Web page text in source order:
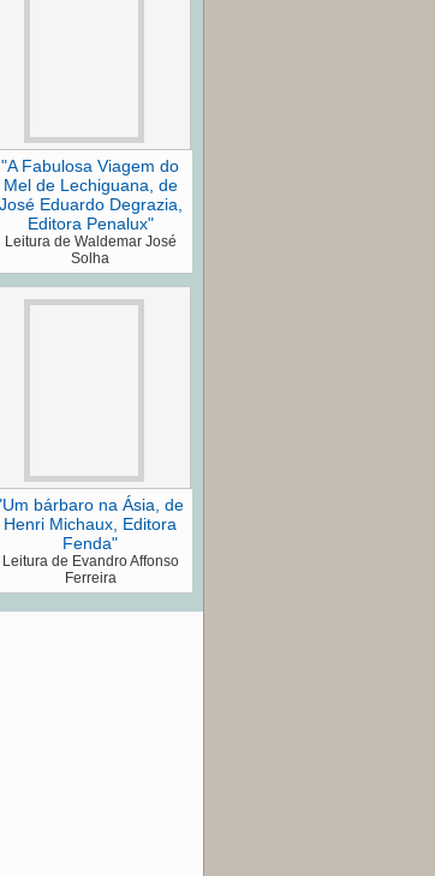
"A Fabulosa Viagem do
Mel de Lechiguana, de
José Eduardo Degrazia,
Editora Penalux"
Leitura de Waldemar José
Solha
bárbaro na Ásia, de
Henri Michaux, Editora
Fenda"
Leitura de Evandro Affonso
Ferreira